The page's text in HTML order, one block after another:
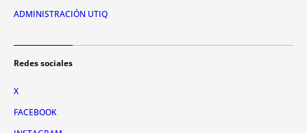
ADMINISTRACIÓN UTIQ
Redes sociales
X
FACEBOOK